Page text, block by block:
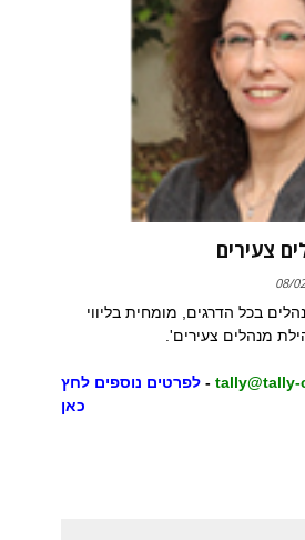
צעירים
08/
בכל הדרגים, מומחית בליווי
מנהלים צעירים'.
tally@tally-
-לפרטים נוספים לחץ
כאן